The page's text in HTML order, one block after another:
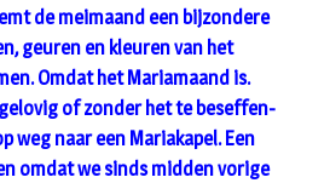
de meimaand een bijzondere
geuren en kleuren van het
Omdat het Mariamaand is.
of zonder het te beseffen-
weg naar een Mariakapel. Een
omdat we sinds midden vorige